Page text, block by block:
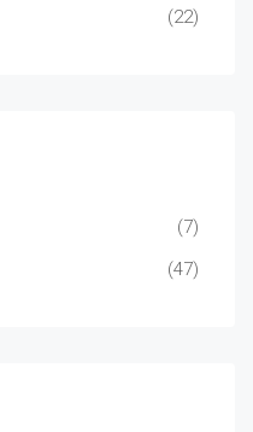
(22)
(7)
(47)